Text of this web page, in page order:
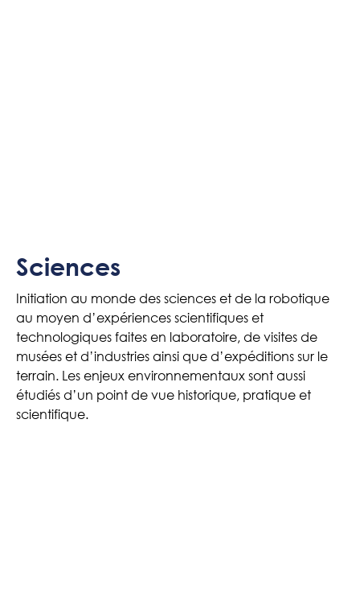
Sciences
Initiation au monde des sciences et de la robotique
au moyen d’expériences scientifiques et
technologiques faites en laboratoire, de visites de
musées et d’industries ainsi que d’expéditions sur le
terrain. Les enjeux environnementaux sont aussi
étudiés d’un point de vue historique, pratique et
scientifique.